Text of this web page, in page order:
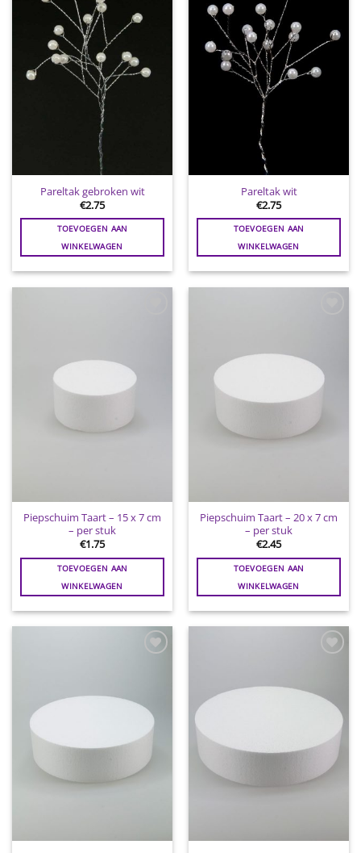
wenslijst
Pareltak gebroken wit
€2.75
TOEVOEGEN AAN
WINKELWAGEN
wenslijst
Pareltak wit
€2.75
TOEVOEGEN AAN
WINKELWAGEN
Piepschuim Taart – 15 x 7 cm
– per stuk
€1.75
TOEVOEGEN AAN
WINKELWAGEN
Piepschuim Taart – 20 x 7 cm
– per stuk
€2.45
TOEVOEGEN AAN
WINKELWAGEN
wenslijst